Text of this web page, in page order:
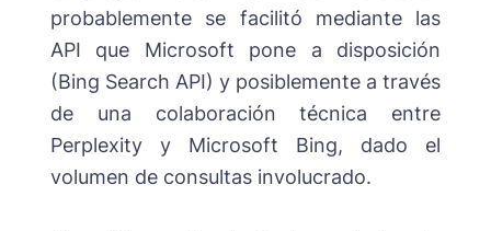
probablemente se facilitó mediante las
API que Microsoft pone a disposición
(Bing Search API) y posiblemente a través
de una colaboración técnica entre
Perplexity y Microsoft Bing, dado el
volumen de consultas involucrado.